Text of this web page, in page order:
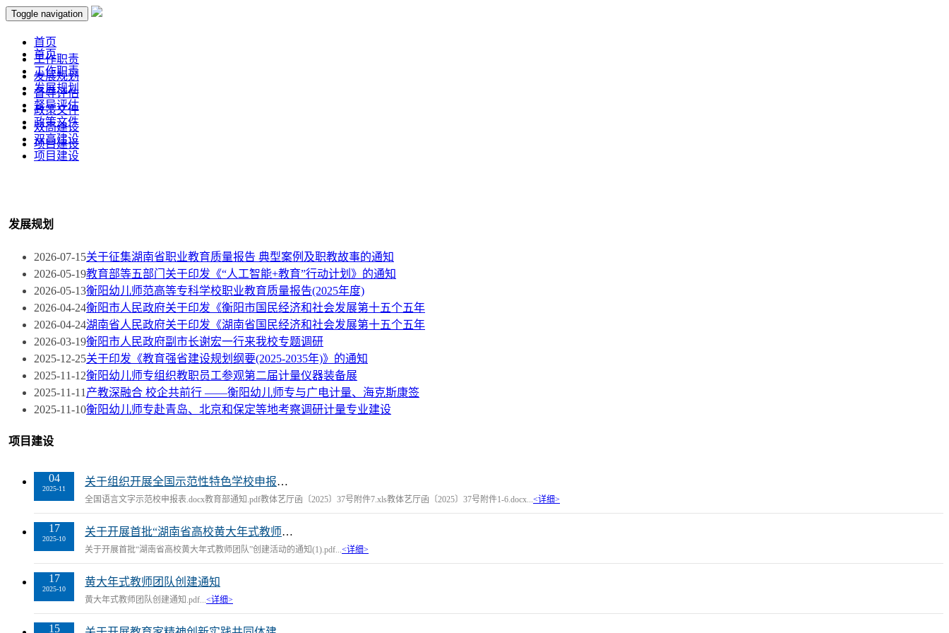
Toggle navigation
首页
工作职责
发展规划
督导评估
政策文件
双高建设
项目建设
首页
工作职责
发展规划
督导评估
政策文件
双高建设
项目建设
发展规划
2026-07-15关于征集湖南省职业教育质量报告 典型案例及职教故事的通知
2026-05-19教育部等五部门关于印发《“人工智能+教育”行动计划》的通知
2026-05-13衡阳幼儿师范高等专科学校职业教育质量报告(2025年度)
2026-04-24衡阳市人民政府关于印发《衡阳市国民经济和社会发展第十五个五年
2026-04-24湖南省人民政府关于印发《湖南省国民经济和社会发展第十五个五年
2026-03-19衡阳市人民政府副市长谢宏一行来我校专题调研
2025-12-25关于印发《教育强省建设规划纲要(2025-2035年)》的通知
2025-11-12衡阳幼儿师专组织教职员工参观第二届计量仪器装备展
2025-11-11 产教深融合 校企共前行 ——衡阳幼儿师专与广电计量、海克斯康签
2025-11-10衡阳幼儿师专赴青岛、北京和保定等地考察调研计量专业建设
项目建设
04
2025-11
关于组织开展全国示范性特色学校申报工作的通知
全国语言文字示范校申报表.docx教育部通知.pdf教体艺厅函〔2025〕37号附件7.xls教体艺厅函〔2025〕37号附件1-6.docx...<详细>
17
2025-10
关于开展首批“湖南省高校黄大年式教师团队”创建活动的通知(1)
关于开展首批“湖南省高校黄大年式教师团队”创建活动的通知(1).pdf...<详细>
17
2025-10
黄大年式教师团队创建通知
黄大年式教师团队创建通知.pdf...<详细>
15